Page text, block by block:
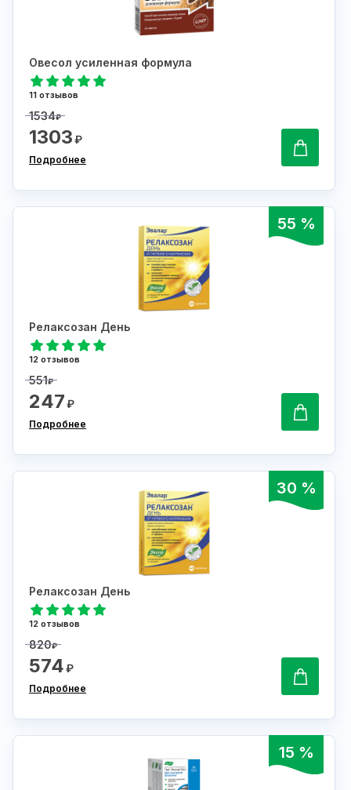
Овесол усиленная формула
11 отзывов
1534₽
1303₽
Подробнее
55 %
Релаксозан День
12 отзывов
551₽
247₽
Подробнее
30 %
Релаксозан День
12 отзывов
820₽
574₽
Подробнее
15 %